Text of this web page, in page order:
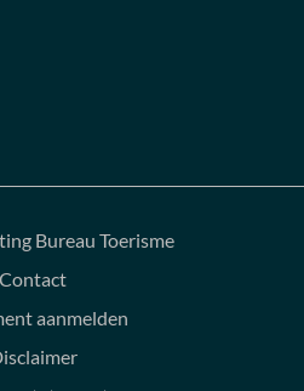
Bureau Toerisme
Contact
aanmelden